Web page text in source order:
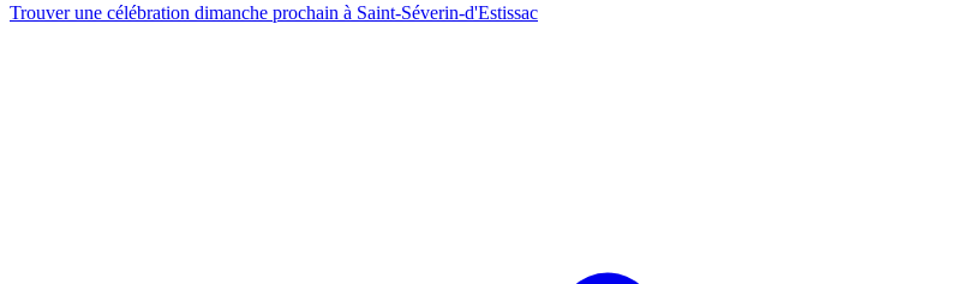
Trouver une célébration dimanche prochain à Saint-Séverin-d'Estissac